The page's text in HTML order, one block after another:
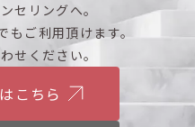
セリングへ。
ご利用頂けます。
せください。
こちら